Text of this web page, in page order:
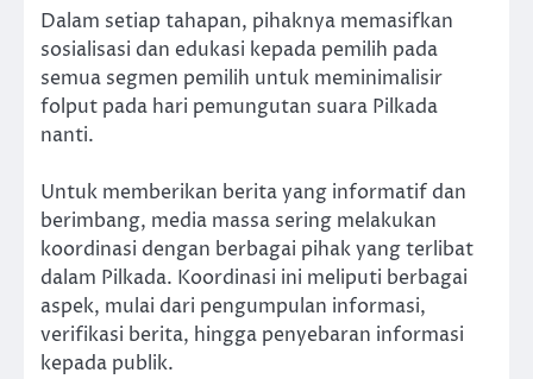
Dalam setiap tahapan, pihaknya memasifkan
sosialisasi dan edukasi kepada pemilih pada
semua segmen pemilih untuk meminimalisir
folput pada hari pemungutan suara Pilkada
nanti.
Untuk memberikan berita yang informatif dan
berimbang, media massa sering melakukan
koordinasi dengan berbagai pihak yang terlibat
dalam Pilkada. Koordinasi ini meliputi berbagai
aspek, mulai dari pengumpulan informasi,
verifikasi berita, hingga penyebaran informasi
kepada publik.